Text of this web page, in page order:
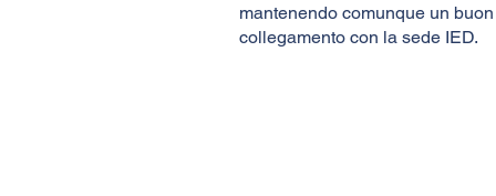
mantenendo comunque un buon
collegamento con la sede IED.